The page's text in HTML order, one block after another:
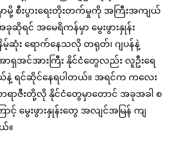
မို့ စီးပွားရေးတိုးတက်မှုကို အကြီးအကျယ်
ရင် အမေရိကန်မှာ မွေးဖွားနှုန်း
ဆုံး ရောက်နေသလို တရုတ်၊ ဂျပန်နဲ့
ရှအင်အားကြီး နိုင်ငံတွေလည်း လူဦးရေ
ယ်နဲ့ ရင်ဆိုင်နေရပါတယ်။ အရင်က ကလေး
ဘရာဇီးတို့လို နိုင်ငံတွေမှာတောင် အခုအခါ စ
င့် မွေးဖွားနှုန်းတွေ အလျင်အမြန် ကျ
။